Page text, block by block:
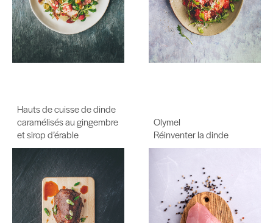
Hauts de cuisse de dinde
caramélisés au gingembre
et sirop d’érable
Olymel
Réinventer la dinde